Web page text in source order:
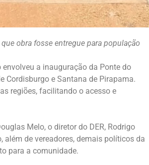
obra fosse entregue para população
a inauguração da Ponte do
Cordisburgo e Santana de Pirapama.
regiões, facilitando o acesso e
Melo, o diretor do DER, Rodrigo
além de vereadores, demais políticos da
para a comunidade.